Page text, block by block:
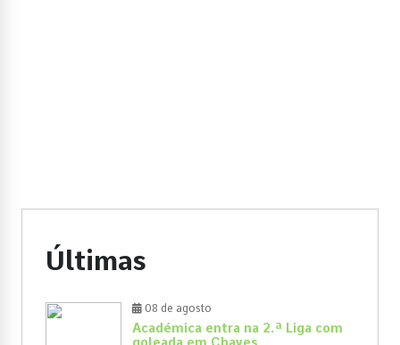
Últimas
08 de agosto
Académica entra na 2.ª Liga com